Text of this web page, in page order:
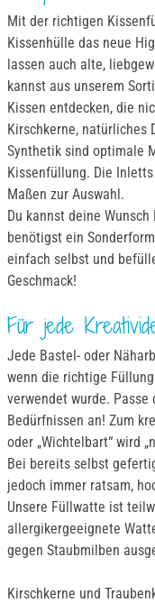
Mit der richtigen
Kissenhülle das neue
lassen auch alte,
kannst aus unserem
Kissen entdecken, die
Kirschkerne, natürliches
Synthetik sind optimale
Kissenfüllung. Die
Maßen zur Auswahl.
Du kannst deine
benötigst ein
einfach selbst und
Geschmack!
Für jede
Jede Bastel- oder
wenn die richtige
verwendet wurde.
Bedürfnissen an! Zum
oder „Wichtelbart“ wird
Bei bereits selbst
jedoch immer ratsam,
Unsere Füllwatte ist
allergikergeeignete
gegen Staubmilben
Kirschkerne und